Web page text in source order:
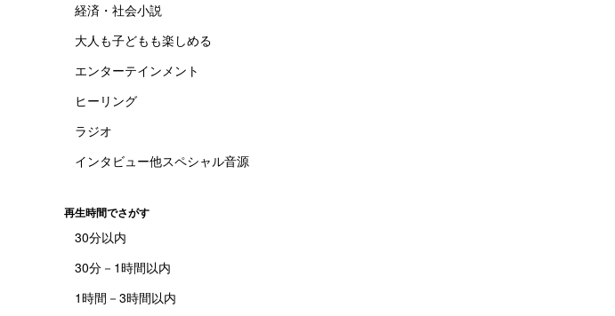
経済・社会小説
大人も子どもも楽しめる
エンターテインメント
ヒーリング
ラジオ
インタビュー他スペシャル音源
再生時間でさがす
30分以内
30分－1時間以内
1時間－3時間以内